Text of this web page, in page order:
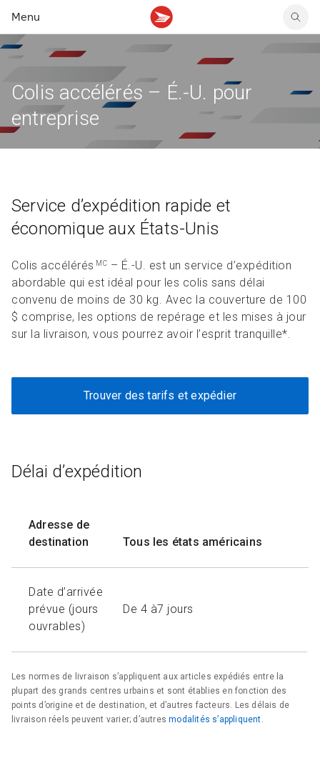
Menu
Faire un envoi au Canada
Expédier à l’étranger
Créer un envoi en ligne
Nos solutions d’expédition
Politique de retour
Réductions sur l’expédition
Solutions de retour
Retours d’articles sans étiquette ni emballage
Créer une politique de retour
Vendre en ligne
Ressources et articles
Tout sur le publipostage
Lancer une campagne
Économiser sur le publipostage
Trouver un partenaire
Ressources et articles
Services postaux
Louer une case postale
Services prépayés et numériques
Timbres et machines à affranchir
Magasiner des fournitures
Colis accélérés – É.-U. pour
entreprise
Service d’expédition rapide et
économique aux États-Unis
Colis accélérés MC – É.-U. est un service d’expédition
abordable qui est idéal pour les colis sans délai
convenu de moins de 30 kg. Avec la couverture de 100
$ comprise, les options de repérage et les mises à jour
sur la livraison, vous pourrez avoir l’esprit tranquille*.
Trouver des tarifs et expédier
Délai d’expédition
Adresse de
destination
Tous les états américains
Date d’arrivée
prévue (jours
ouvrables)
De 4 à7 jours
Les normes de livraison s’appliquent aux articles expédiés entre la
plupart des grands centres urbains et sont établies en fonction des
points d’origine et de destination, et d’autres facteurs. Les délais de
livraison réels peuvent varier; d’autresmodalités s’appliquent.